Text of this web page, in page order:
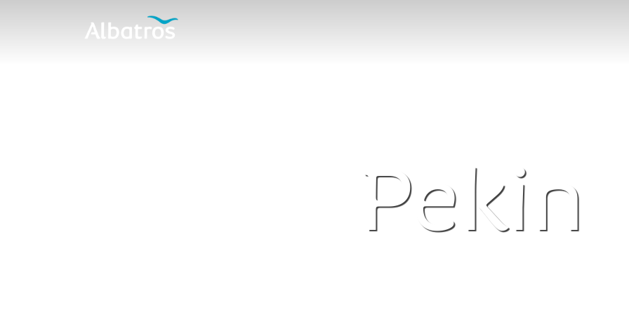
Pekin